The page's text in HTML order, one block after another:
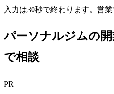
入力は30秒で終わります。営業
パーソナルジムの
で相談
PR